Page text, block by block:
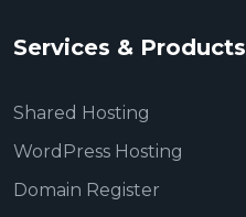
Services & Products
Shared Hosting
WordPress Hosting
Domain Register